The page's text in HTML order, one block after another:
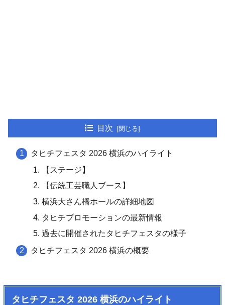
目次
タヒチフェスタ 2026 横浜のハイライト
【ステージ】
【伝統工芸職人ブース】
横浜大さん橋ホールの詳細地図
タヒチプロモーションの最新情報
過去に開催されたタヒチフェスタの様子
タヒチフェスタ 2026 横浜の概要
タヒチフェスタ 2026 横浜のハイライト